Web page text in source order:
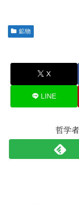
鉱物
X
LINE
哲学